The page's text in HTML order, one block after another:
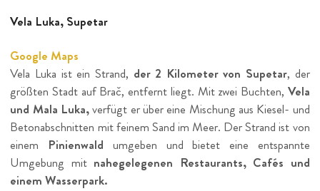
Vela Luka, Supetar
Google Maps
Vela Luka ist ein Strand, der 2 Kilometer von Supetar, der
größten Stadt auf Brač, entfernt liegt. Mit zwei Buchten, Vela
und Mala Luka,verfügt er über eine Mischung aus Kiesel- und
Betonabschnitten mit feinem Sand im Meer. Der Strand ist von
einem Pinienwald umgeben und bietet eine entspannte
Umgebung mit nahegelegenen Restaurants, Cafés und
einem Wasserpark.